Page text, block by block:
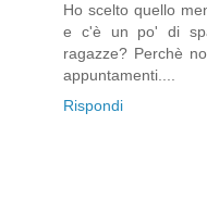
Ho scelto quello
e c'è un po' di
ragazze? Perchè
appuntamenti....
Rispondi